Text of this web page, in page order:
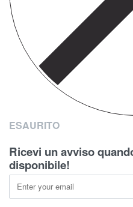
ESAURITO
Ricevi un avviso
disponibile!